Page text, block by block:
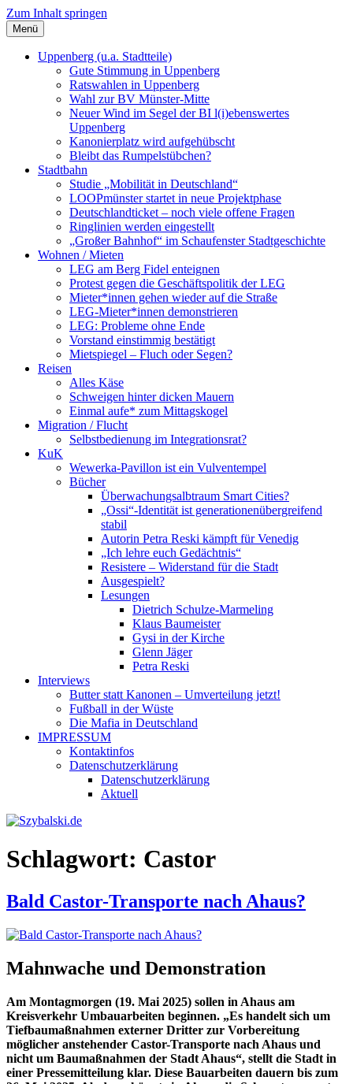
Zum Inhalt springen
Szybalski.de
Infos über und von Werner Szybalski (Münster)
Menü
Uppenberg (u.a. Stadtteile)
Gute Stimmung in Uppenberg
Ratswahlen in Uppenberg
Wahl zur BV Münster-Mitte
Neuer Wind im Segel der BI l(i)ebenswertes
Uppenberg
Kanonierplatz wird aufgehübscht
Bleibt das Rumpelstübchen?
Stadtbahn
Studie „Mobilität in Deutschland“
LOOPmünster startet in neue Projektphase
Deutschlandticket – noch viele offene Fragen
Ringlinien werden eingestellt
„Großer Bahnhof“ im Schaufenster Stadtgeschichte
Wohnen / Mieten
LEG am Berg Fidel enteignen
Protest gegen die Geschäftspolitik der LEG
Mieter*innen gehen wieder auf die Straße
LEG-Mieter*innen demonstrieren
LEG: Probleme ohne Ende
Vorstand einstimmig bestätigt
Mietspiegel – Fluch oder Segen?
Reisen
Alles Käse
Schweigen hinter dicken Mauern
Einmal aufe* zum Mittagskogel
Migration / Flucht
Selbstbedienung im Integrationsrat?
KuK
Wewerka-Pavillon ist ein Vulventempel
Bücher
Überwachungsalbtraum Smart Cities?
„Ossi“-Identität ist generationenübergreifend
stabil
Autorin Petra Reski kämpft für Venedig
„Ich lehre euch Gedächtnis“
Resistere – Widerstand für die Stadt
Ausgespielt?
Lesungen
Dietrich Schulze-Marmeling
Klaus Baumeister
Gysi in der Kirche
Glenn Jäger
Petra Reski
Interviews
Butter statt Kanonen – Umverteilung jetzt!
Fußball in der Wüste
Die Mafia in Deutschland
IMPRESSUM
Kontaktinfos
Datenschutzerklärung
Datenschutzerklärung
Aktuell
Schlagwort: Castor
Bald Castor-Transporte nach Ahaus?
Mahnwache und Demonstration
Am Montagmorgen (19. Mai 2025) sollen in Ahaus am
Kreisverkehr Umbauarbeiten beginnen. „Es handelt sich um
Tiefbaumaßnahmen externer Dritter zur Vorbereitung
möglicher anstehender Castor-Transporte nach Ahaus und
nicht um Baumaßnahmen der Stadt Ahaus“, stellt die Stadt in
einer Pressemitteilung klar. Diese Bauarbeiten dauern bis zum